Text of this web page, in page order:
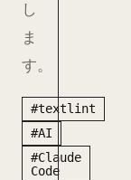
し
ま
す。
#textlint
#AI
#Claude
Code